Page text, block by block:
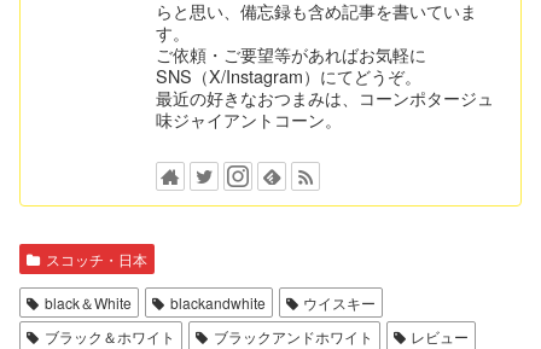
らと思い、備忘録も含め記事を書いていま
す。
ご依頼・ご要望等があればお気軽に
SNS（X/Instagram）にてどうぞ。
最近の好きなおつまみは、コーンポタージュ
味ジャイアントコーン。
スコッチ・日本
black＆White blackandwhite
ウイスキー
ブラック＆ホワイト
ブラックアンドホワイト
レビュー